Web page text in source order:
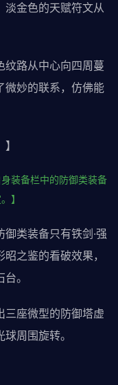
金色的天赋符文从
纹路从中心向四周蔓
微妙的联系，仿佛能
装备栏中的防御类装备
】
类装备只有铁剑·强
之鉴的看破效果，
。
三座微型的防御塔虚
周围旋转。